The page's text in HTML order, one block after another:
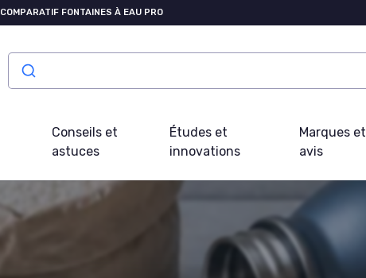
COMPARATIF FONTAINES À EAU PRO
Conseils et
astuces
Études et
innovations
Marques et
avis